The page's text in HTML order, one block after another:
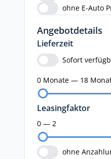
ohne E-Auto
Angebotdetails
Lieferzeit
Sofort
0 Monate — 18
Leasingfaktor
0 — 2
ohne